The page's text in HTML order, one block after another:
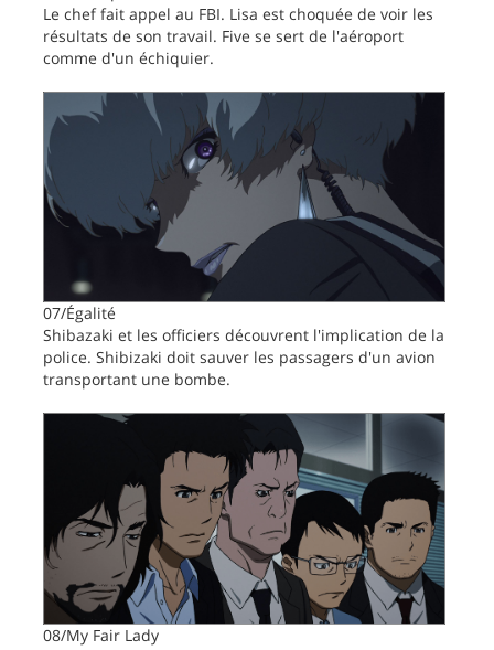
Le chef fait appel au FBI. Lisa est choquée de voir les
résultats de son travail. Five se sert de l'aéroport
comme d'un échiquier.
07/Égalité
Shibazaki et les officiers découvrent l'implication de la
police. Shibizaki doit sauver les passagers d'un avion
transportant une bombe.
08/My Fair Lady